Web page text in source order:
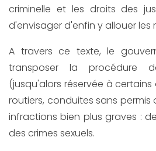
criminelle et les droits des
d'envisager d'enfin y allouer les
A travers ce texte, le
transposer la procédure
(jusqu'alors réservée à
routiers, conduites sans
infractions bien plus graves :
des crimes sexuels.